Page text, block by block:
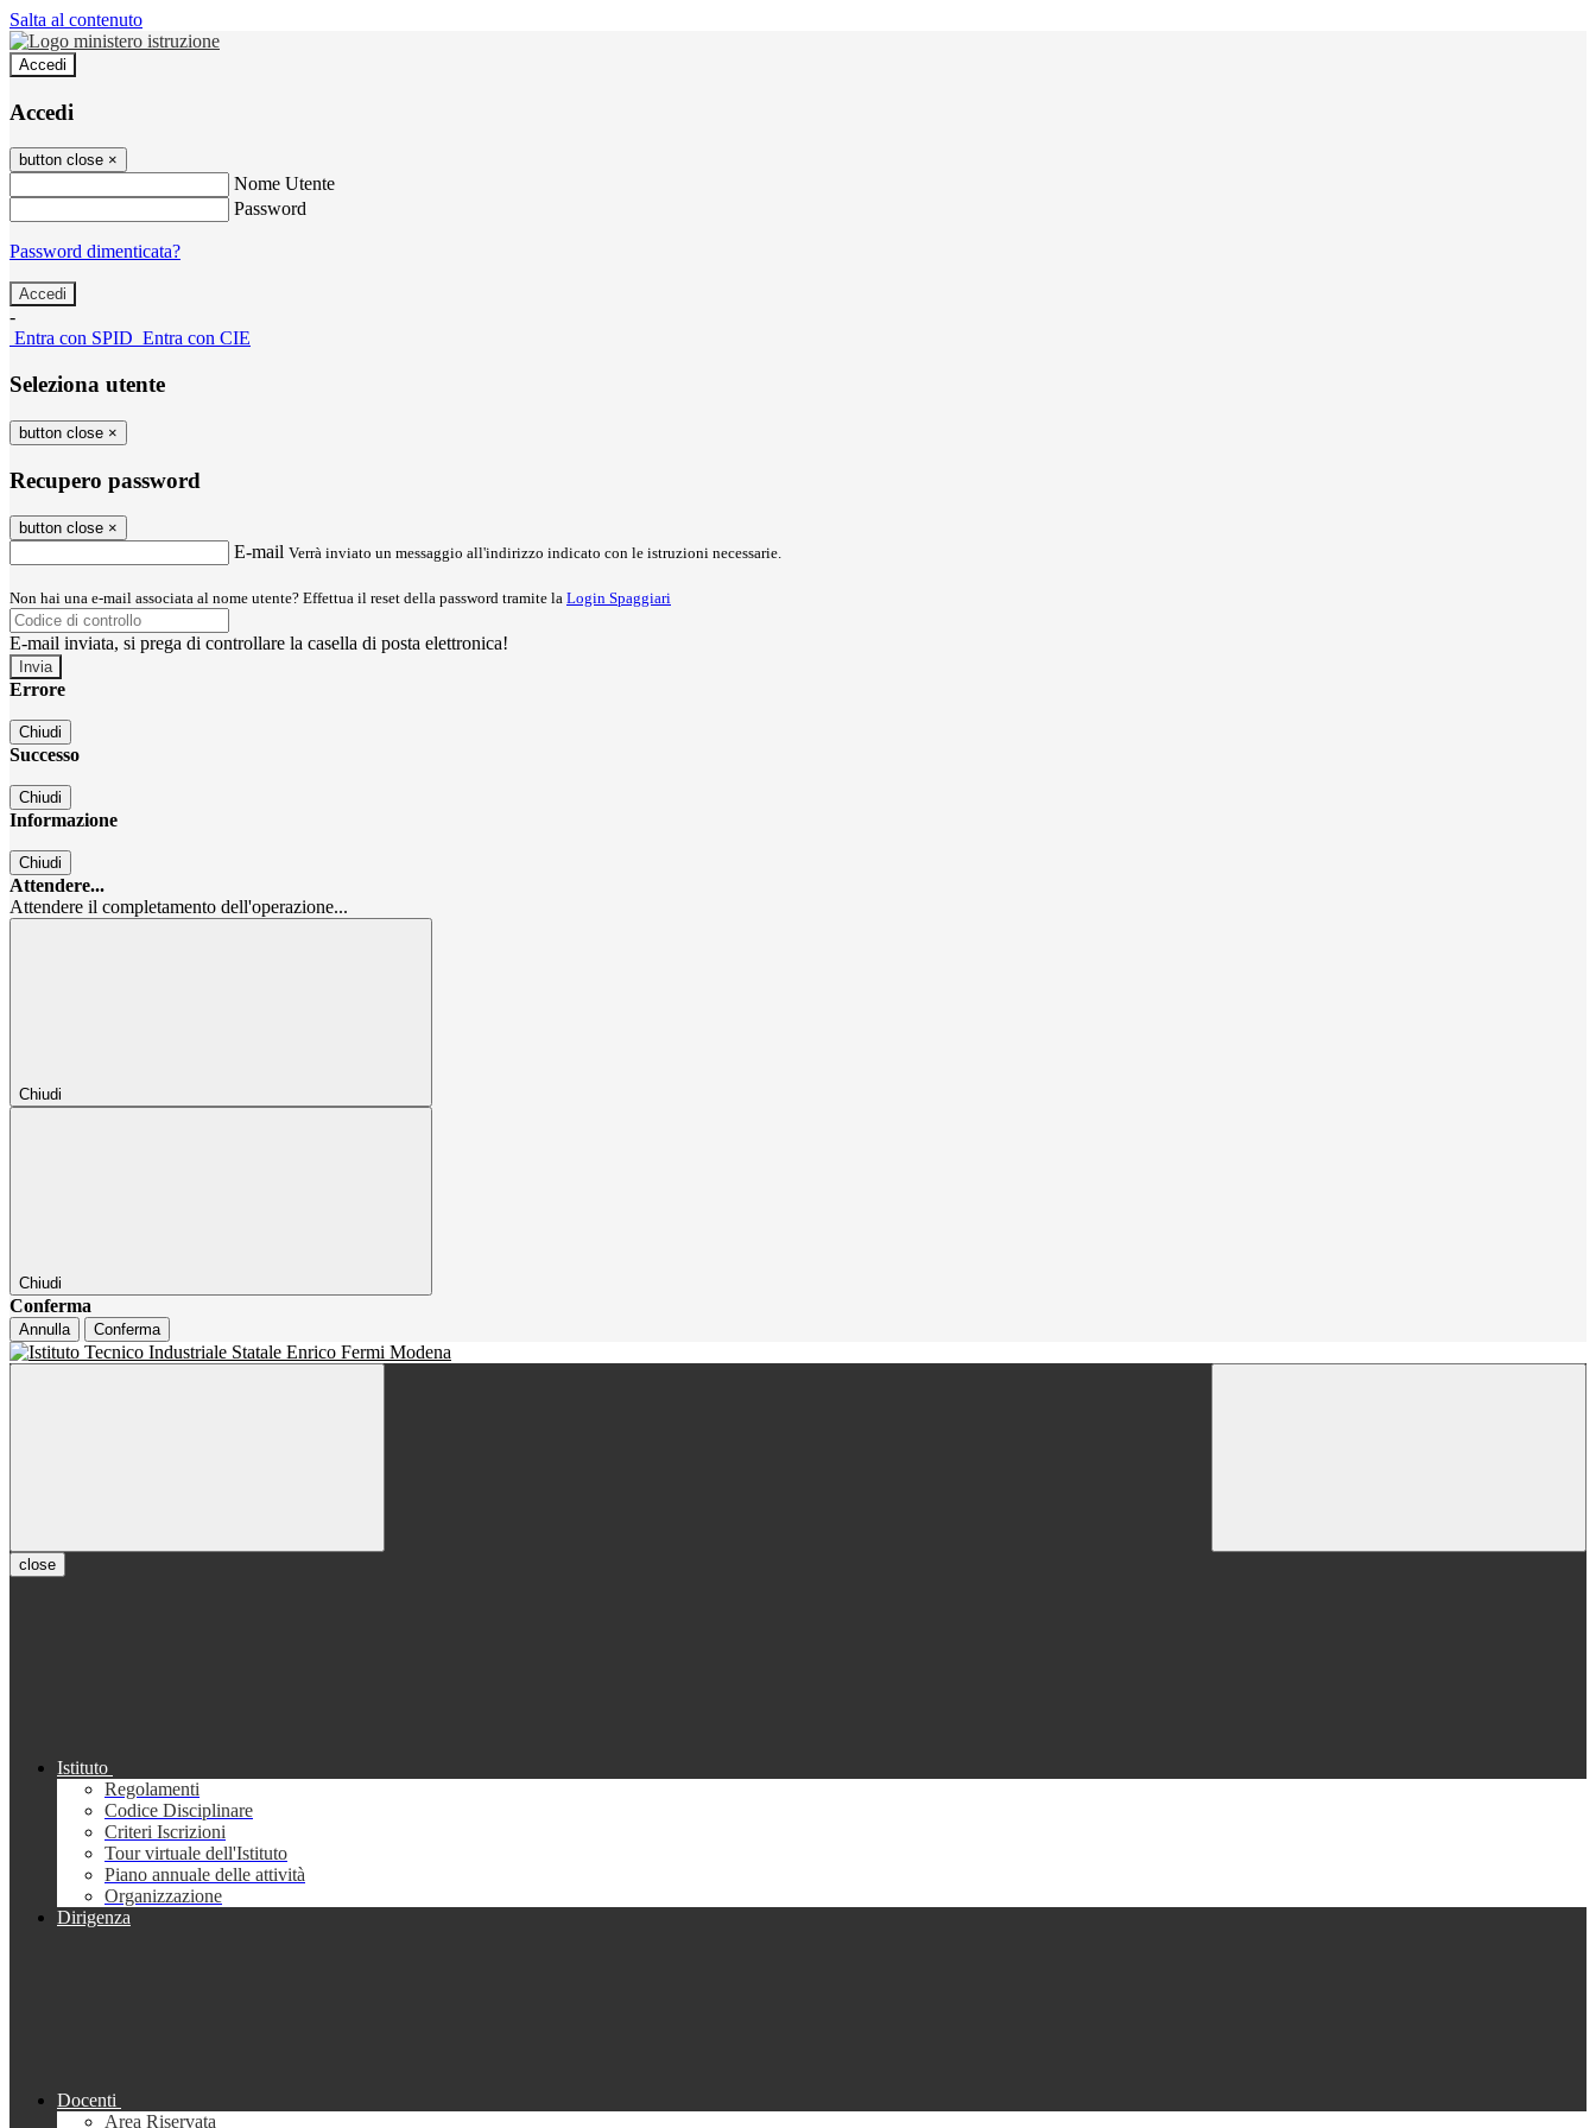
Salta al contenuto
Accedi
Accedi
button close ×
Nome Utente
Password
Password dimenticata?
-
Entra con SPID Entra con CIE
Seleziona utente
button close ×
Recupero password
button close ×
E-mail Verrà inviato un messaggio all'indirizzo indicato con le istruzioni necessarie.
Non hai una e-mail associata al nome utente? Effettua il reset della password tramite la Login Spaggiari
E-mail inviata, si prega di controllare la casella di posta elettronica!
Errore
Chiudi
Successo
Chiudi
Informazione
Chiudi
Attendere...
Attendere il completamento dell'operazione...
Chiudi
Chiudi
Conferma
Annulla Conferma
close
Istituto
Regolamenti
Codice Disciplinare
Criteri Iscrizioni
Tour virtuale dell'Istituto
Piano annuale delle attività
Organizzazione
Dirigenza
Docenti
Area Riservata